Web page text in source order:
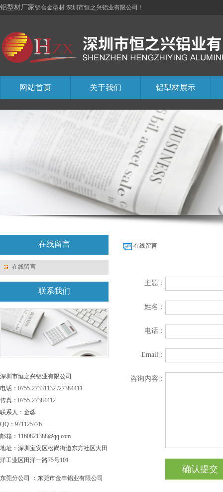
铝型材厂家铝合金型材 深圳市恒之兴铝业有限公司！
网站首页 关于我们 铝型材展示
在线留言
在线留言
联系我们
深圳市恒之兴铝业有限公司
电话：0755-27331132 /27384411
传真：0755-27384412
联系人：金蓉
QQ：971125776
邮箱：1160821388@qq.com
地址：深圳宝安区松岗街道东方社区大田
洋工业区田洋一路75号101
东莞分公司 ：东莞市金丰铝业有限公司
在线留言
主题：
姓名：
电话：
Email：
咨询内容：
确认提交